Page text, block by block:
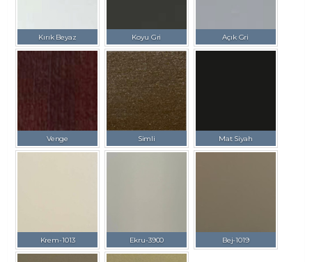
Kırık Beyaz Koyu Gri Açık Gri
Venge Simli Mat Siyah
Krem-1013 Ekru-3900 Bej-1019